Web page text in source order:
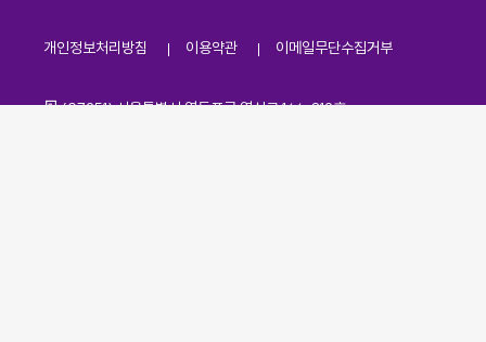
개인정보처리방침 이용약관 이메일무단수집거부
주소
(07251) 서울특별시 영등포구 영신로 166, 319호